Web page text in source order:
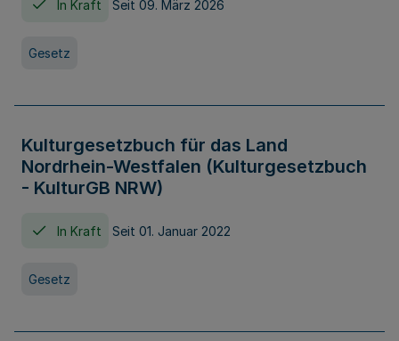
In Kraft Seit 09. März 2026
Gesetz
Kulturgesetzbuch für das Land
Nordrhein-Westfalen (Kulturgesetzbuch
- KulturGB NRW)
In Kraft Seit 01. Januar 2022
Gesetz